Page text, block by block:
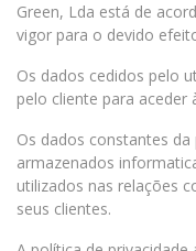
Green, Lda está de
vigor para o devido
Os dados cedidos pelo
pelo cliente para aceder
Os dados constantes
armazenados
utilizados nas relações
seus clientes.